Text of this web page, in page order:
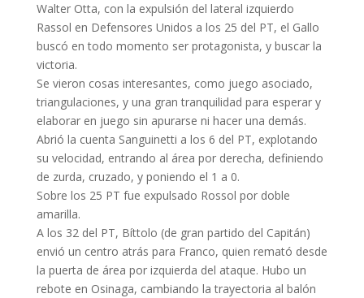
Walter Otta, con la expulsión del lateral izquierdo
Rassol en Defensores Unidos a los 25 del PT, el Gallo
buscó en todo momento ser protagonista, y buscar la
victoria.
Se vieron cosas interesantes, como juego asociado,
triangulaciones, y una gran tranquilidad para esperar y
elaborar en juego sin apurarse ni hacer una demás.
Abrió la cuenta Sanguinetti a los 6 del PT, explotando
su velocidad, entrando al área por derecha, definiendo
de zurda, cruzado, y poniendo el 1 a 0.
Sobre los 25 PT fue expulsado Rossol por doble
amarilla.
A los 32 del PT, Bíttolo (de gran partido del Capitán)
envió un centro atrás para Franco, quien remató desde
la puerta de área por izquierda del ataque. Hubo un
rebote en Osinaga, cambiando la trayectoria al balón